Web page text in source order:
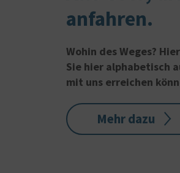
anfahren.
Wohin des Weges?
Sie hier alphabetisch
mit uns erreichen
Mehr dazu